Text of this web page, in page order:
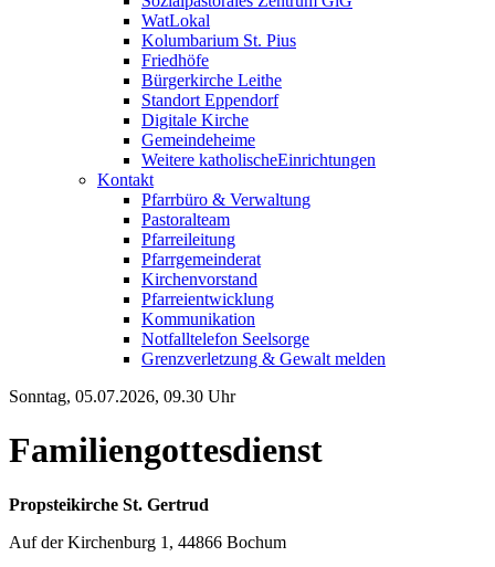
WatLokal
Kolumbarium St. Pius
Friedhöfe
Bürgerkirche Leithe
Standort Eppendorf
Digitale Kirche
Gemeindeheime
Weitere katholische­­Einrichtungen
Kontakt
Pfarrbüro & Verwaltung
Pastoralteam
Pfarreileitung
Pfarrgemeinderat
Kirchenvorstand
Pfarreientwicklung
Kommunikation
Notfalltelefon Seelsorge
Grenzverletzung & Gewalt melden
Sonntag, 05.07.2026, 09.30 Uhr
Familiengottesdienst
Propsteikirche St. Gertrud
Auf der Kirchenburg 1, 44866 Bochum